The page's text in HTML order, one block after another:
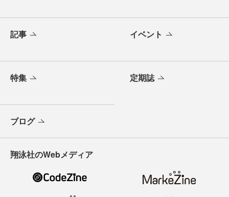
記事 イベント
特集 定期誌
ブログ
翔泳社のWebメディア